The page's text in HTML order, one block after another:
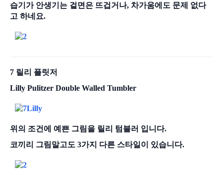
습기가 안생기는 겉면은 뜨겁거나, 차가움에도 문제 없다
고 하네요.
7 릴리 플릿저
Lilly Pulitzer Double Walled Tumbler
위의 조건에 예쁜 그림을 릴리 텀블러 입니다.
코끼리 그림말고도 3가지 다른 스타일이 있습니다.